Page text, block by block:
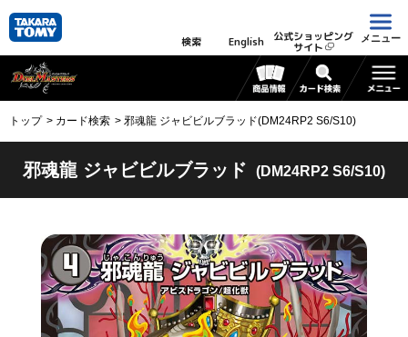
検索 English 公式ショッピング
サイト
メニュー
トップ カード検索 邪魂龍 ジャビビルブラッド(DM24RP2 S6/S10)
邪魂龍 ジャビビルブラッド (DM24RP2 S6/S10)